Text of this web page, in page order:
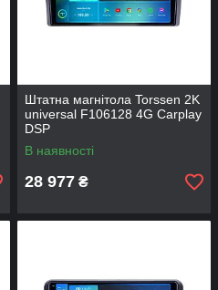
Штатна магнітола Torssen 2K
universal F106128 4G Carplay
DSP
В наявності
28 977 ₴